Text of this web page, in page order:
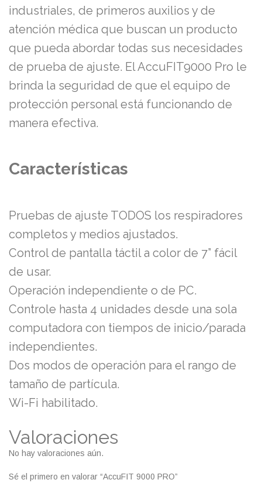
industriales, de primeros auxilios y de
atención médica que buscan un producto
que pueda abordar todas sus necesidades
de prueba de ajuste. El AccuFIT9000 Pro le
brinda la seguridad de que el equipo de
protección personal está funcionando de
manera efectiva.
Características
Pruebas de ajuste TODOS los respiradores
completos y medios ajustados.
Control de pantalla táctil a color de 7” fácil
de usar.
Operación independiente o de PC.
Controle hasta 4 unidades desde una sola
computadora con tiempos de inicio/parada
independientes.
Dos modos de operación para el rango de
tamaño de partícula.
Wi-Fi habilitado.
Valoraciones
No hay valoraciones aún.
Sé el primero en valorar “AccuFIT 9000 PRO”